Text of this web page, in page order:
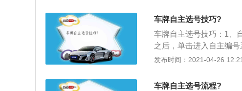
取，这5位具体的编码规
（但I和0不能使用），
另外，在选择字母时，郊
（“A”至“M”已经在以前
字母。具体号牌号道码
具体是否还有“京N”号段
车牌自主选号技巧?
车牌自主选号技巧：1、
之后，单击进入自主编
号”，进入身份验证界面
上面的操作提示进行选
发布时间：2021-04-26
车牌自主选号流程?